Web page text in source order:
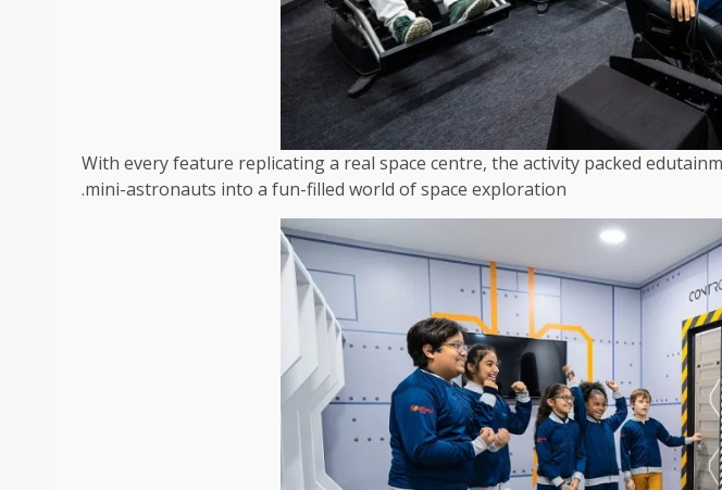
With every feature replicating a real space centre, the activity packed
mini-astronauts into a fun-filled world of space exploration.